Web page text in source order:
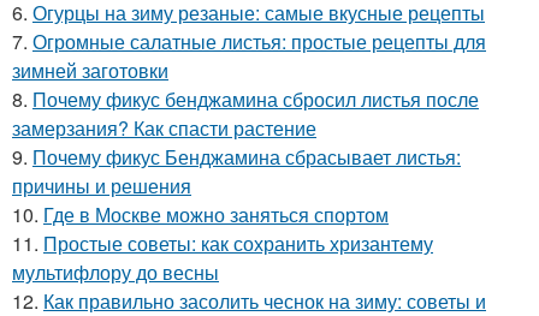
6. Огурцы на зиму резаные: самые вкусные рецепты
7. Огромные салатные листья: простые рецепты для
зимней заготовки
8. Почему фикус бенджамина сбросил листья после
замерзания? Как спасти растение
9. Почему фикус Бенджамина сбрасывает листья:
причины и решения
10. Где в Москве можно заняться спортом
11. Простые советы: как сохранить хризантему
мультифлору до весны
12. Как правильно засолить чеснок на зиму: советы и